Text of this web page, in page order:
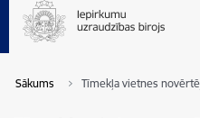
Sākums Tīmekļa vietnes